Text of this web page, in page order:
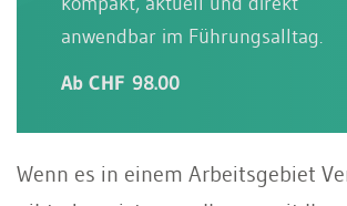
anwendbar im Führungsalltag.
Ab CHF 98.00
Wenn es in einem Arbeitsgebiet